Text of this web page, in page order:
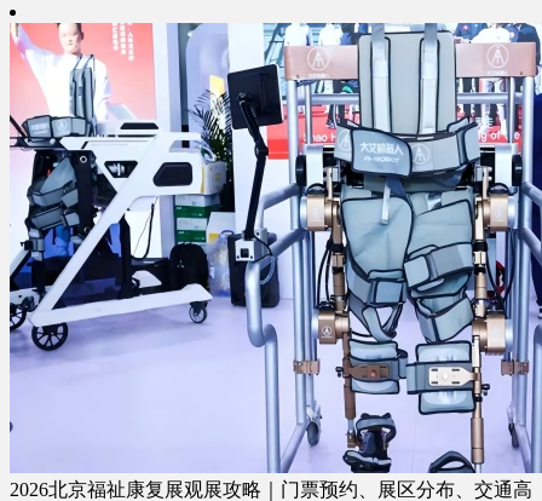
2026北京福祉康复展观展攻略｜门票预约、展区分布、交通高